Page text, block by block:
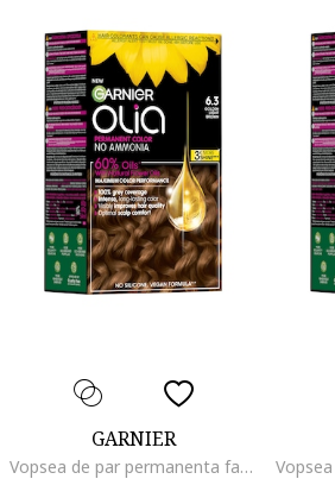
GARNIER
Vopsea de par permanenta fara amoniac Olia 1.0 Night Black, 174 ml, ARANY VILAGOS BARNA